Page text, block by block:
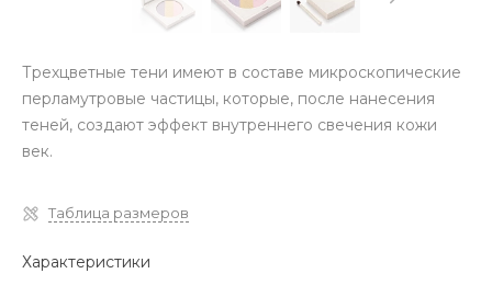
Трехцветные тени имеют в составе микроскопические
перламутровые частицы, которые, после нанесения
теней, создают эффект внутреннего свечения кожи
век.
Таблица размеров
Характеристики